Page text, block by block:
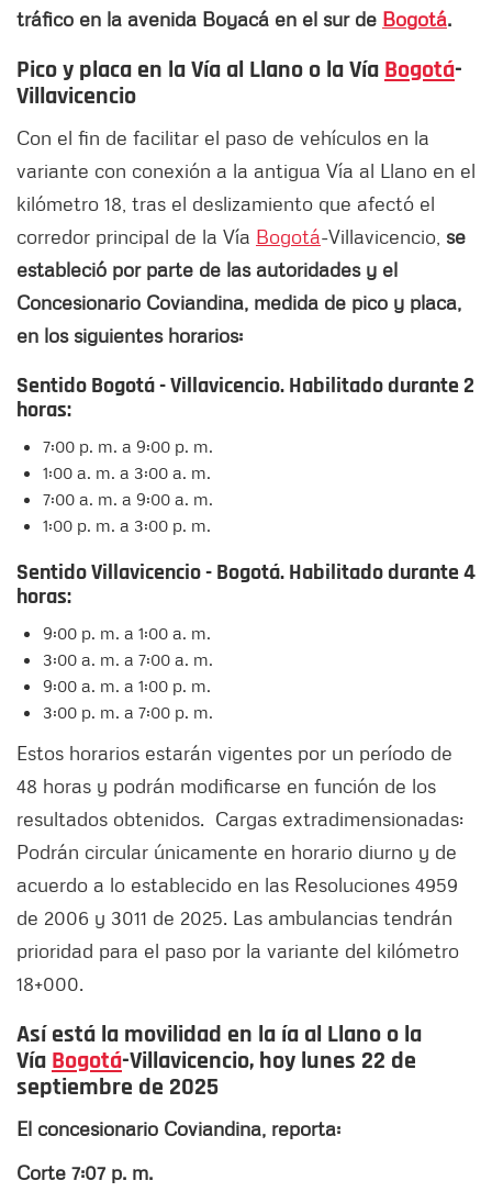
tráfico en la avenida Boyacá en el sur de Bogotá.
Pico y placa en la Vía al Llano o la Vía Bogotá-
Villavicencio
Con el fin de facilitar el paso de vehículos en la
variante con conexión a la antigua Vía al Llano en el
kilómetro 18, tras el deslizamiento que afectó el
corredor principal de la Vía Bogotá-Villavicencio, se
estableció por parte de las autoridades y el
Concesionario Coviandina, medida de pico y placa,
en los siguientes horarios:
Sentido Bogotá - Villavicencio. Habilitado durante 2
horas:
7:00 p. m. a 9:00 p. m.
1:00 a. m. a 3:00 a. m.
7:00 a. m. a 9:00 a. m.
1:00 p. m. a 3:00 p. m.
Sentido Villavicencio - Bogotá. Habilitado durante 4
horas:
9:00 p. m. a 1:00 a. m.
3:00 a. m. a 7:00 a. m.
9:00 a. m. a 1:00 p. m.
3:00 p. m. a 7:00 p. m.
Estos horarios estarán vigentes por un período de
48 horas y podrán modificarse en función de los
resultados obtenidos. Cargas extradimensionadas:
Podrán circular únicamente en horario diurno y de
acuerdo a lo establecido en las Resoluciones 4959
de 2006 y 3011 de 2025. Las ambulancias tendrán
prioridad para el paso por la variante del kilómetro
18+000.
Así está la movilidad en la ía al Llano o la
Vía Bogotá-Villavicencio, hoy lunes 22 de
septiembre de 2025
El concesionario Coviandina, reporta:
Corte 7:07 p. m.